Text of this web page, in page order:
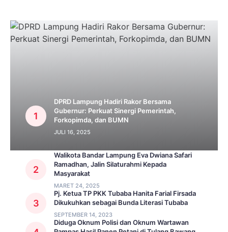
DPRD Lampung Hadiri Rakor Bersama
Gubernur: Perkuat Sinergi Pemerintah,
Forkopimda, dan BUMN
JULI 16, 2025
Walikota Bandar Lampung Eva Dwiana Safari
Ramadhan, Jalin Silaturahmi Kepada
Masyarakat
MARET 24, 2025
Pj. Ketua TP PKK Tubaba Hanita Farial Firsada
Dikukuhkan sebagai Bunda Literasi Tubaba
SEPTEMBER 14, 2023
Diduga Oknum Polisi dan Oknum Wartawan